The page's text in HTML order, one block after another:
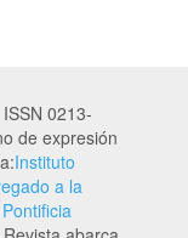
0213-
de expresión
Instituto
a la